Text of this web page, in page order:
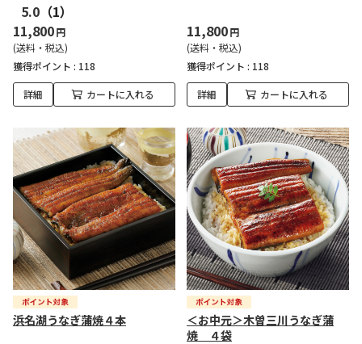
5.0 （1）
11,800円
(送料・税込)
獲得ポイント : 118
詳細 カートに入れる
11,800円
(送料・税込)
獲得ポイント : 118
詳細 カートに入れる
浜名湖うなぎ蒲焼４本
＜お中元＞木曽三川うなぎ蒲
焼 ４袋